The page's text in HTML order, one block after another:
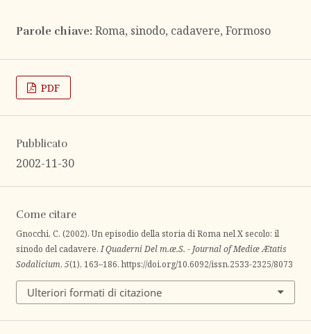
Parole chiave: Roma, sinodo, cadavere, Formoso
PDF
Pubblicato
2002-11-30
Come citare
Gnocchi, C. (2002). Un episodio della storia di Roma nel X secolo: il
sinodo del cadavere.I Quaderni Del m.æ.S. - Journal of Mediæ Ætatis
Sodalicium, 5(1), 163–186. https://doi.org/10.6092/issn.2533-2325/8073
Ulteriori formati di citazione